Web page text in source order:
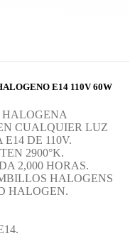
E14 110V 60W
CUALQUIER LUZ
DE 110V.
2900°K.
2,000 HORAS.
HALOGENS
HALOGEN.